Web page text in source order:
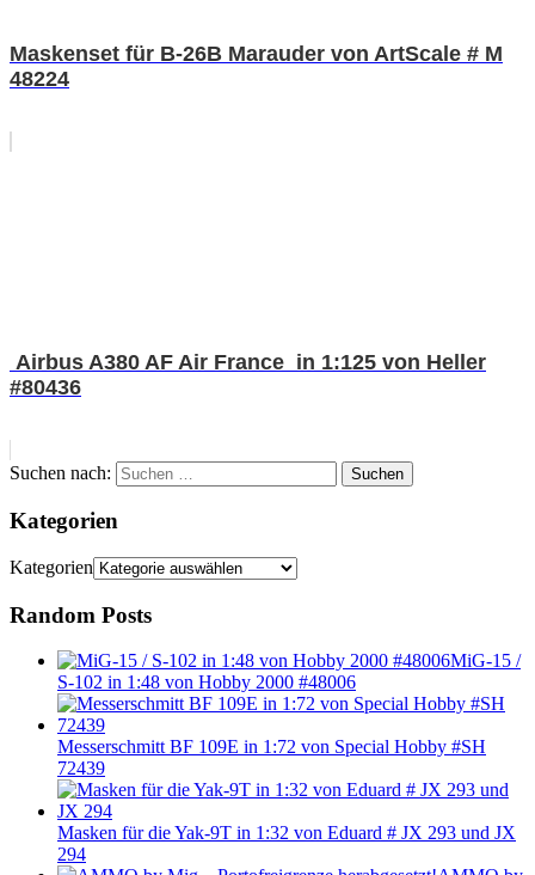
Maskenset für B-26B Marauder von ArtScale # M
48224
Airbus A380 AF Air France in 1:125 von Heller
#80436
Suchen nach: Suchen
Kategorien
Kategorien
Random Posts
MiG-15 /
S-102 in 1:48 von Hobby 2000 #48006
Messerschmitt BF 109E in 1:72 von Special Hobby #SH
72439
Masken für die Yak-9T in 1:32 von Eduard # JX 293 und JX
294